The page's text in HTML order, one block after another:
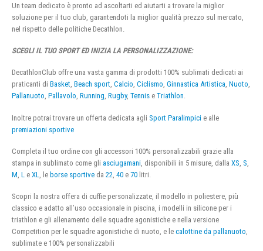
Un team dedicato è pronto ad ascoltarti ed aiutarti a trovare la miglior
soluzione per il tuo club, garantendoti la miglior qualità prezzo sul mercato,
nel rispetto delle politiche Decathlon.
SCEGLI IL TUO SPORT ED INIZIA LA PERSONALIZZAZIONE:
DecathlonClub offre una vasta gamma di prodotti 100% sublimati dedicati ai
praticanti di Basket, Beach sport, Calcio, Ciclismo, Ginnastica Artistica, Nuoto,
Pallanuoto, Pallavolo, Running, Rugby, Tennis e Triathlon.
Inoltre potrai trovare un offerta dedicata agli Sport Paralimpici e alle
premiazioni sportive
Completa il tuo ordine con gli accessori 100% personalizzabili grazie alla
stampa in sublimato come gli asciugamani , disponibili in 5 misure, dalla XS S
M L e XL , le borse sportive da 22 40 e 70 litri.
Scopri la nostra offera di cuffie personalizzate, il modello in poliestere, più
classico e adatto all’uso occasionale in piscina, i modelli in silicone per i
triathlon e gli allenamento delle squadre agonistiche e nella versione
Competition per le squadre agonistiche di nuoto, e le calottine da pallanuoto,
sublimate e 100% personalizzabili